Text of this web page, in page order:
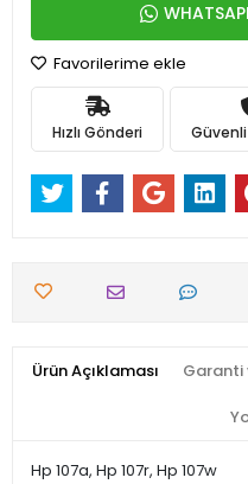
Favorilerime ekle
Hızlı Gönderi Güvenli
Ürün Açıklaması Garanti
Hp 107a, Hp 107r, Hp 107w